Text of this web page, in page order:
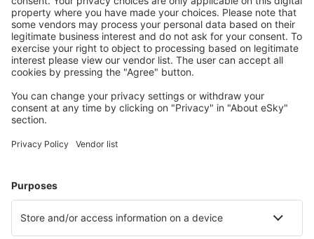
Bespaar meer
Reisaanbiedingen en speciale aanbiedingen voor
geregistreerde gebruikers.
Kies uit meer dan 1,3 miljoen accommodaties: hotels,
jeugdherbergen, appartementen en meer.
Hotels in Griekenland - Populaire steden